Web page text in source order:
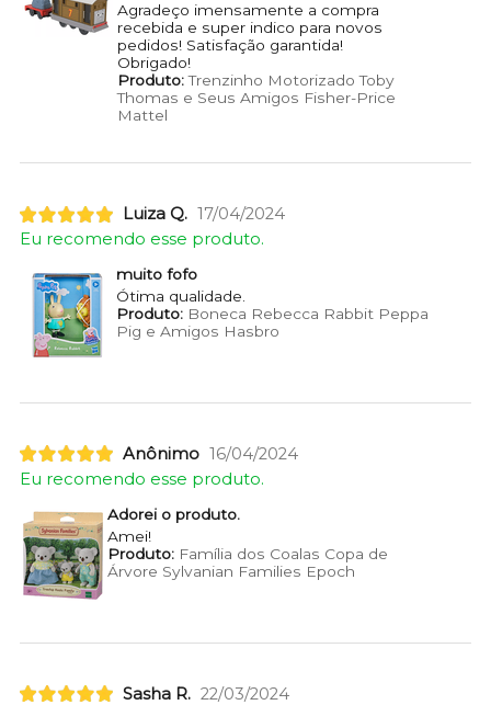
Agradeço imensamente a compra
recebida e super indico para novos
pedidos! Satisfação garantida!
Obrigado!
Produto:Trenzinho Motorizado Toby
Thomas e Seus Amigos Fisher-Price
Mattel
Luiza Q. 17/04/2024
Eu recomendo esse produto.
muito fofo
Ótima qualidade.
Produto:Boneca Rebecca Rabbit Peppa
Pig e Amigos Hasbro
Anônimo 16/04/2024
Eu recomendo esse produto.
Adorei o produto.
Amei!
Produto:Família dos Coalas Copa de
Árvore Sylvanian Families Epoch
Sasha R. 22/03/2024